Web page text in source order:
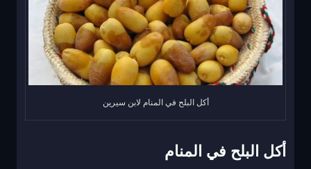
أكل البلح في المنام لابن سيرين
أكل البلح في المنام